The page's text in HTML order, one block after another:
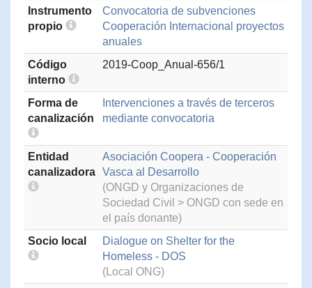
Instrumento
propio
Convocatoria de subvenciones
Cooperación Internacional proyectos
anuales
Código
interno
2019-Coop_Anual-656/1
Forma de
canalización
Intervenciones a través de terceros
mediante convocatoria
Entidad
canalizadora
Asociación Coopera - Cooperación
Vasca al Desarrollo
(ONGD y Organizaciones de
Sociedad Civil > ONGD con sede en
el país donante)
Socio local
Dialogue on Shelter for the
Homeless - DOS
(Local ONG)